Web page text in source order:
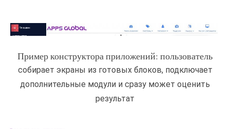
Пример конструктора приложений: пользователь
собирает экраны из готовых блоков, подключает
дополнительные модули и сразу может оценить
результат